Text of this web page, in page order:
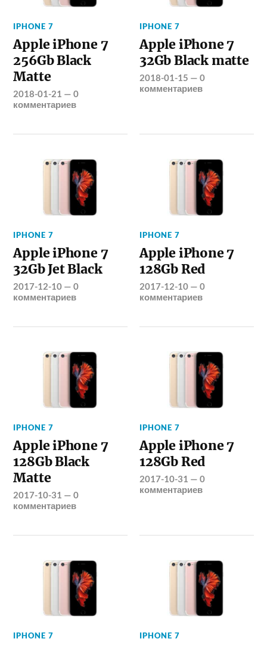
IPHONE 7
Apple iPhone 7
256Gb Black
Matte
2018-01-21 —0
комментариев
IPHONE 7
Apple iPhone 7
32Gb Black matte
2018-01-15 —0
комментариев
IPHONE 7
Apple iPhone 7
32Gb Jet Black
2017-12-10 —0
комментариев
IPHONE 7
Apple iPhone 7
128Gb Red
2017-12-10 —0
комментариев
IPHONE 7
Apple iPhone 7
128Gb Black
Matte
2017-10-31 —0
комментариев
IPHONE 7
Apple iPhone 7
128Gb Red
2017-10-31 —0
комментариев
IPHONE 7 IPHONE 7